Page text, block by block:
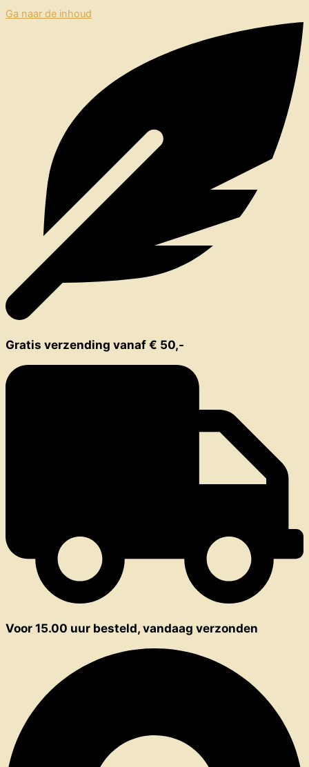
Ga naar de inhoud
Gratis verzending vanaf € 50,-
Voor 15.00 uur besteld, vandaag verzonden